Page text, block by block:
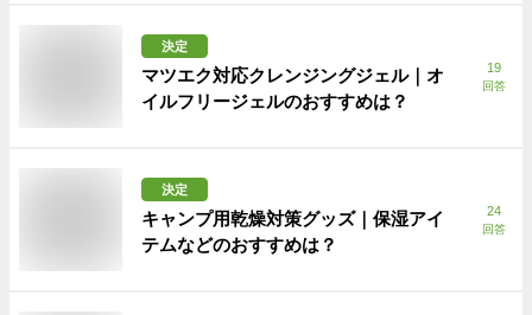
決定
マツエク対応クレンジングジェル｜オ
イルフリージェルのおすすめは？
19
回答
決定
キャンプ用乾燥対策グッズ｜保湿アイ
テムなどのおすすめは？
24
回答